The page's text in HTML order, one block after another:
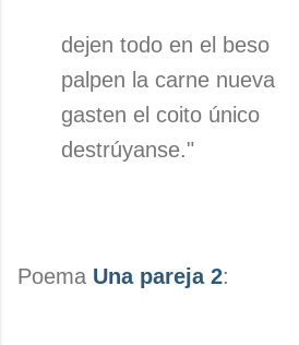
dejen todo en el beso
palpen la carne nueva
gasten el coito único
destrúyanse."
Poema Una pareja 2: